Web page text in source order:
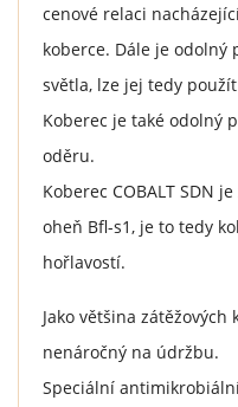
cenové relaci
koberce. Dále je
světla, lze jej tedy
Koberec je také odolný
oděru.
Koberec COBALT SDN
oheň Bfl-s1, je to tedy
hořlavostí.
Jako většina
nenáročný na údržbu.
Speciální